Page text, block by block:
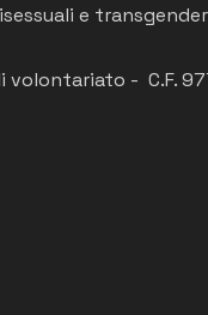
e
volontariato - C.F.